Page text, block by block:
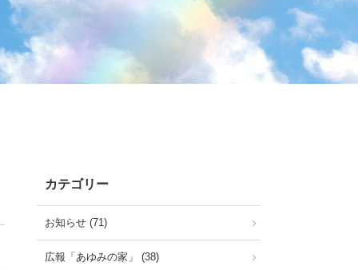
カテゴリー
お知らせ (71)
広報「あゆみの家」 (38)